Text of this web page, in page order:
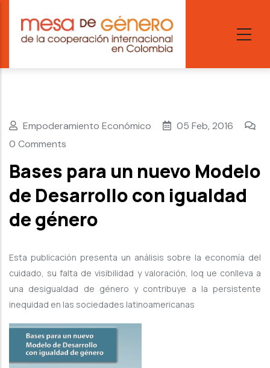
main
content
Empoderamiento Económico
05 Feb, 2016
0 Comments
Bases para un nuevo Modelo
de Desarrollo con igualdad
de género
Esta publicación presenta un análisis sobre la economía del
cuidado, su falta de visibilidad y valoración, loq ue conlleva a
una desigualdad de género y contribuye a la persistente
inequidad en las sociedades latinoamericanas